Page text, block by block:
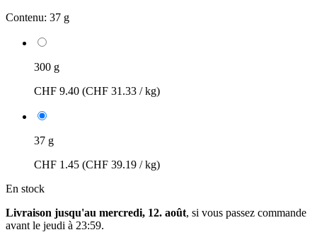
Contenu: 37 g
300 g
CHF 9.40 (CHF 31.33 / kg)
37 g
CHF 1.45 (CHF 39.19 / kg)
En stock
Livraison jusqu'au mercredi, 12. août, si vous passez commande
avant le jeudi à 23:59.